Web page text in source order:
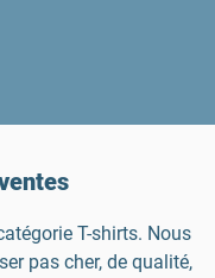
T-shirts. Nous
pas cher, de qualité,